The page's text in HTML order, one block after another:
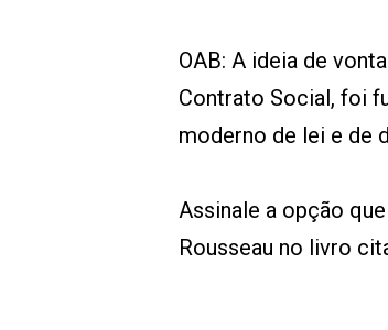
OAB: A ideia de
Contrato Social, foi
moderno de lei e de
Assinale a opção
Rousseau no livro